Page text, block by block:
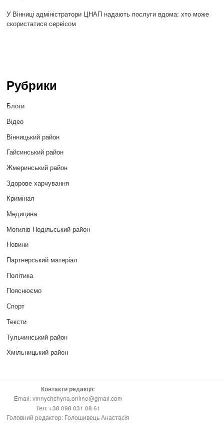
У Вінниці адміністратори ЦНАП надають послуги вдома: хто може
скористатися сервісом
Рубрики
Блоги
Відео
Вінницький район
Гайсинський район
Жмеринський район
Здорове харчування
Кримінал
Медицина
Могилів-Подільський район
Новини
Партнерський матеріал
Політика
Пояснюємо
Спорт
Тексти
Тульчинський район
Хмільницький район
Контакти редакції:
Email: vinnychchyna.online@gmail.com
Тел: +38 098 031 08 61
Головний редактор: Голошивець Анастасія